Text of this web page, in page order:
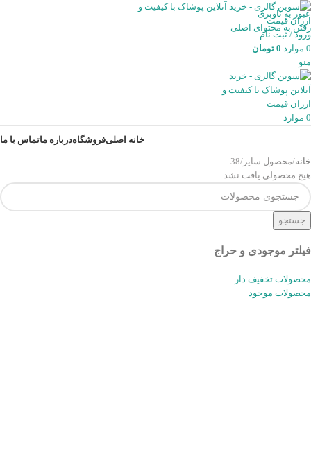
عبور به ناوبری
رفتن به محتوای اصلی
ورود / ثبت نام
0 موارد 0 تومان
منو
0 موارد
خانه اصلیفروشگاهدرباره ماتماس با ما
فیلتر موجودی و حراج
محصولات تخفیف دار
محصولات موجود
خانه محصول سایز 38
هیچ محصولی یافت نشد.
جستجو